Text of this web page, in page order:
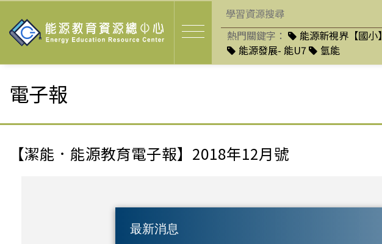
熱門關鍵字： 能源新視界【國小】
能源發展- 能U7
氫能
電子報
【潔能．能源教育電子報】2018年12月號
最新消息